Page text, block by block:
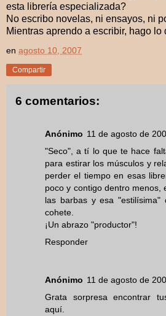
esta librería especializada?
No escribo novelas, ni ensayos, ni
Mientras aprendo a escribir, hago lo
en agosto 10, 2007
Compartir
6 comentarios:
Anónimo 11 de agosto de
"Seco", a tí lo que te hace
para estirar los músculos y
perder el tiempo en esas
poco y contigo dentro menos,
las barbas y esa "estilísima"
cohete.
¡Un abrazo "productor"!
Responder
Anónimo 11 de agosto de
Grata sorpresa encontrar
aquí.